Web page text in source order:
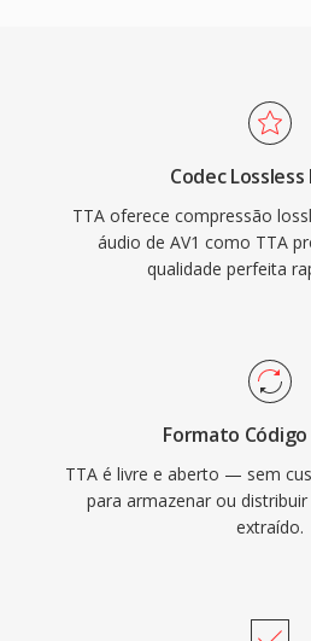
lossless concorrentes. A
referência de código aberto
GNU GPL, encorajando
comunidade é integracoes
Embora codecs mais
tenham capturado uma
compressão transparente.
Codec Lossless
TTA oferece compressão
áudio de AV1 como TTA
qualidade perfeita
Formato
TTA é livre e aberto — sem
para armazenar ou
extraído.